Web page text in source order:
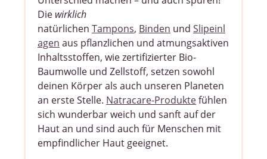
Die wirklich
natürlichen Tampons, Binden und Slipeinl
agen aus pflanzlichen und atmungsaktiven
Inhaltsstoffen, wie zertifizierter Bio-
Baumwolle und Zellstoff, setzen sowohl
deinen Körper als auch unseren Planeten
an erste Stelle. Natracare-Produktefühlen
sich wunderbar weich und sanft auf der
Haut an und sind auch für Menschen mit
empfindlicher Haut geeignet.